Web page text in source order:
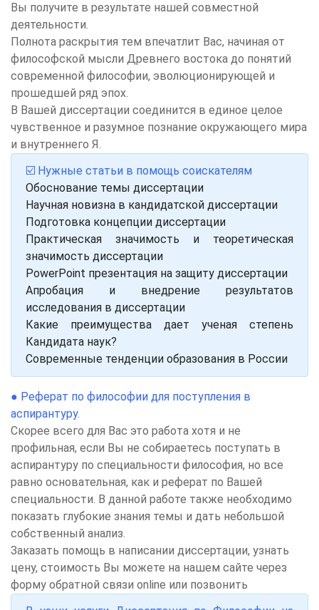
Вы получите в результате нашей совместной
деятельности.
Полнота раскрытия тем впечатлит Вас, начиная от
философской мысли Древнего востока до понятий
современной философии, эволюционирующей и
прошедшей ряд эпох.
В Вашей диссертации соединится в единое целое
чувственное и разумное познание окружающего мира
и внутреннего Я.
☑️ Нужные статьи в помощь соискателям
Обоснование темы диссертации
Научная новизна в кандидатской диссертации
Подготовка концепции диссертации
Практическая значимость и теоретическая
значимость диссертации
PowerPoint презентация на защиту диссертации
Апробация и внедрение результатов
исследования в диссертации
Какие преимущества дает ученая степень
Кандидата наук?
Современные тенденции образования в России
● Реферат по философии для поступления в
аспирантуру.
Скорее всего для Вас это работа хотя и не
профильная, если Вы не собираетесь поступать в
аспирантуру по специальности философия, но все
равно основательная, как и реферат по Вашей
специальности. В данной работе также необходимо
показать глубокие знания темы и дать небольшой
собственный анализ.
Заказать помощь в написании диссертации, узнать
цену, стоимость Вы можете на нашем сайте через
форму обратной связи online или позвонить